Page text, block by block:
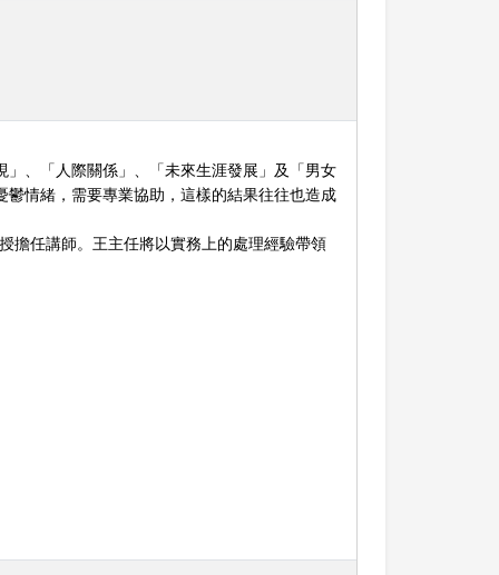
、「人際關係」、「未來生涯發展」及「男女
情緒，需要專業協助，這樣的結果往往也造成
擔任講師。王主任將以實務上的處理經驗帶領